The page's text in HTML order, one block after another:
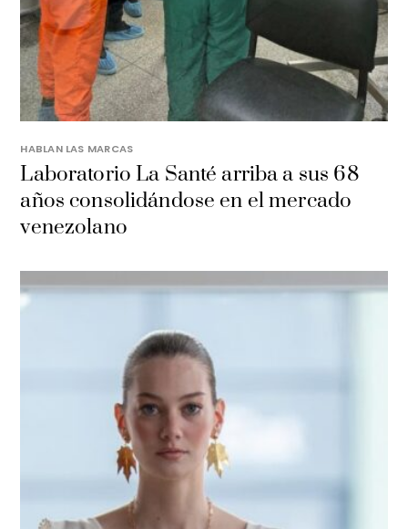
HABLAN LAS MARCAS
Laboratorio La Santé arriba a sus 68
años consolidándose en el mercado
venezolano